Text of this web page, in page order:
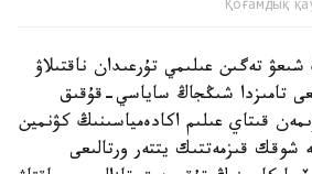
Қоғамдық
تەگىن عىلىمي تۇرعىدان ناقتىلاۋ
2025 -جىلعى تامىزدا شىڭجاڭ ساياسي-قۇقىق
قىتاي عىلىم اكادەمياسىنىڭ كۋنمين
شوقك قىزمەتتىك يتتەر ورتالىعى